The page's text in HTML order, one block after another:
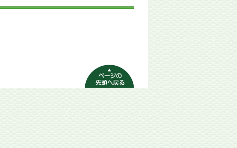
ページの先頭へ
戻る